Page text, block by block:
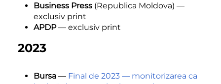
Business Press (Republica Moldova) —
exclusiv print
APDP— exclusiv print
2023
Bursa — Final de 2023 — monitorizarea ca